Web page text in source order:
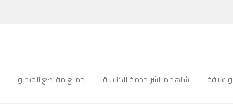
علاقة شاهد مباشر خدمة الكنيسة جميع مقاطع الفيديو
Pastort Nabeel Zaydan
PASTORT NABEEL ZAYDAN –